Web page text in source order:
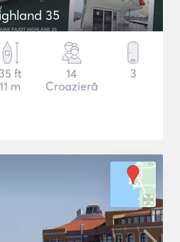
35
ft
11 m
14
Croazieră
3